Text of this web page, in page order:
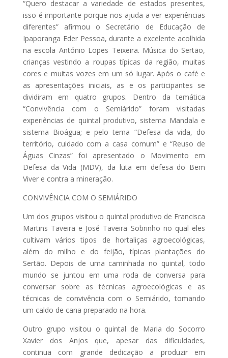
“Quero destacar a variedade de estados presentes,
isso é importante porque nos ajuda a ver experiências
diferentes” afirmou o Secretário de Educação de
Ipaporanga Eder Pessoa, durante a excelente acolhida
na escola António Lopes Teixeira. Música do Sertão,
crianças vestindo a roupas típicas da região, muitas
cores e muitas vozes em um só lugar. Após o café e
as apresentações iniciais, as e os participantes se
dividiram em quatro grupos. Dentro da temática
“Convivência com o Semiárido” foram visitadas
experiências de quintal produtivo, sistema Mandala e
sistema Bioágua; e pelo tema “Defesa da vida, do
território, cuidado com a casa comum” e “Reuso de
Águas Cinzas” foi apresentado o Movimento em
Defesa da Vida (MDV), da luta em defesa do Bem
Viver e contra a mineração.
CONVIVÊNCIA COM O SEMIÁRIDO
Um dos grupos visitou o quintal produtivo de Francisca
Martins Taveira e José Taveira Sobrinho no qual eles
cultivam vários tipos de hortaliças agroecológicas,
além do milho e do feijão, típicas plantações do
Sertão. Depois de uma caminhada no quintal, todo
mundo se juntou em uma roda de conversa para
conversar sobre as técnicas agroecológicas e as
técnicas de convivência com o Semiárido, tomando
um caldo de cana preparado na hora.
Outro grupo visitou o quintal de Maria do Socorro
Xavier dos Anjos que, apesar das dificuldades,
continua com grande dedicação a produzir em